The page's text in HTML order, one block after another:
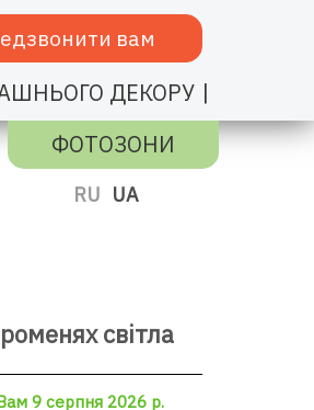
вам
ДЕКОРУ |
ФОТОЗОНИ
RU UA
світла
9 серпня 2026 р.